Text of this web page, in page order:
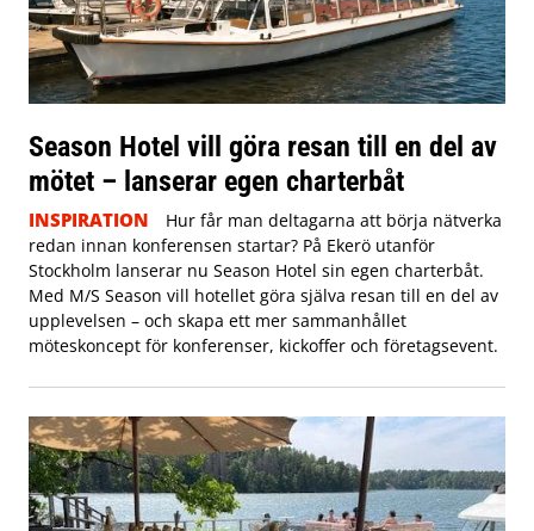
Season Hotel vill göra resan till en del av
mötet – lanserar egen charterbåt
INSPIRATION
Hur får man deltagarna att börja nätverka
redan innan konferensen startar? På Ekerö utanför
Stockholm lanserar nu Season Hotel sin egen charterbåt.
Med M/S Season vill hotellet göra själva resan till en del av
upplevelsen – och skapa ett mer sammanhållet
möteskoncept för konferenser, kickoffer och företagsevent.